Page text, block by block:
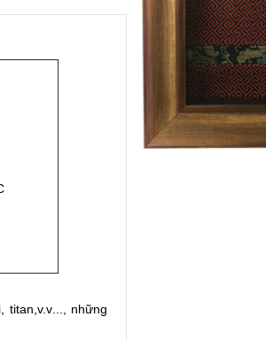
titan,v.v..., những